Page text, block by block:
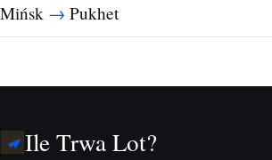
Mińsk → Pukhet
Ile Trwa Lot?